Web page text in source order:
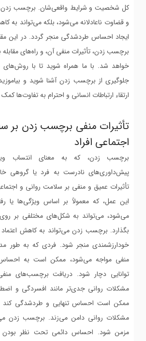
کل شخصیت و شرایط واقعی‌شان. برچسب زدن
و قضاوت ناعادلانه می‌شود، بلکه می‌تواند به
ایجاد احساس طردشدگی منجر گردد. در این
برچسب زدن، تأثیرات منفی آن، و راه‌های مقابله
خواهد شد. با ما همراه شوید تا با
جلوگیری از برچسب زدن آشنا شوید و
ارتقاء ارتباطات انسانی و احترام به تفاوت‌ها
تأثیرات منفی برچسب زدن بر
اجتماعی افراد
برچسب زدن، که به معنای انتساب
پیش‌داوری‌های نادرست به فرد یا گروهی
تأثیرات عمیق و منفی بر سلامت روانی و
این عمل، که معمولاً بر اساس ویژگی‌ها یا
می‌شود، می‌تواند به شکل‌های مختلفی بر روی
بگذارد. برچسب زدن می‌تواند به کاهش
خودارزشمندی منجر شود. فردی که به طور
منفی مواجه می‌شود، ممکن است به
توانایی دچار شود. دریافت برچسب‌های
مشکلات روانی جدی‌تر مانند افسردگی و
ممکن است احساس تنهایی و طردشدگی کند
مشکلات روانی دامن می‌زند. برچسب زدن
مزمن شود. احساس دائمی تحت نظر